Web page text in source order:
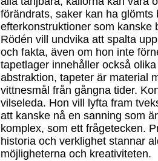
förändrats, saker kan ha glömts
efterkonstruktioner som kanske
Rödén vill undvika att spalta
och fakta, även om hon inte
tapetlager innehåller också
abstraktion, tapeter är material
vittnesmål från gångna tider.
vilseleda. Hon vill lyfta fram
att kanske nå en sanning som
komplex, som ett frågetecken.
historia och verklighet stannar
möjligheterna och kreativiteten.